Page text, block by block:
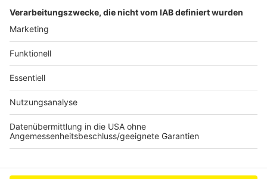
Autor: José Narciandi mit dpa
Anzeige
Anzeige